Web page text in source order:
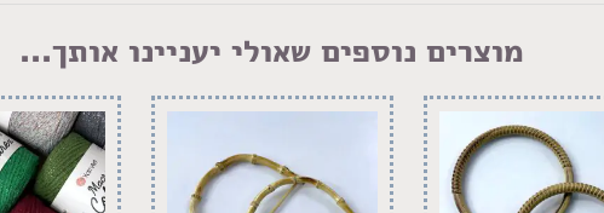
מוצרים נוספים שאולי יעניינו אותך...